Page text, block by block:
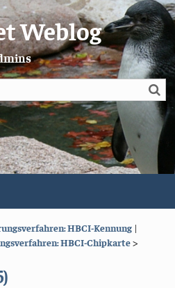
Weblog
HBCI-Kennung |
HBCI-Chipkarte>